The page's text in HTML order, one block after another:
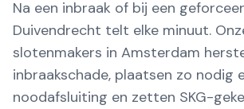
Na een inbraak of bij een
Duivendrecht telt elke minuut.
slotenmakers in Amsterdam
inbraakschade, plaatsen zo nodig
noodafsluiting en zetten SKG-